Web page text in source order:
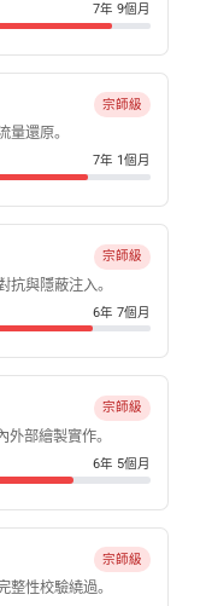
7年 9個月
宗師級
量還原。
7年 1個月
宗師級
抗與隱蔽注入。
6年 7個月
宗師級
部繪製實作。
6年 5個月
宗師級
整性校驗繞過。